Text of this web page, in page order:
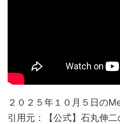
２０２５年１０月５日の
引用元：【公式】石丸伸